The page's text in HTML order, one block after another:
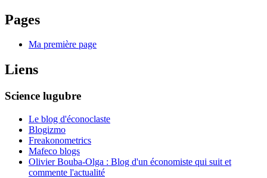
Pages
Ma première page
Liens
Science lugubre
Le blog d'éconoclaste
Blogizmo
Freakonometrics
Mafeco blogs
Olivier Bouba-Olga : Blog d'un économiste qui suit et
commente l'actualité